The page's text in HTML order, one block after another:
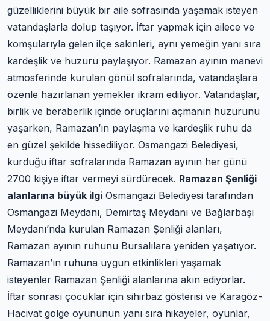
güzelliklerini büyük bir aile sofrasında yaşamak isteyen
vatandaşlarla dolup taşıyor. İftar yapmak için ailece ve
komşularıyla gelen ilçe sakinleri, aynı yemeğin yanı sıra
kardeşlik ve huzuru paylaşıyor. Ramazan ayının manevi
atmosferinde kurulan gönül sofralarında, vatandaşlara
özenle hazırlanan yemekler ikram ediliyor. Vatandaşlar,
birlik ve beraberlik içinde oruçlarını açmanın huzurunu
yaşarken, Ramazan’ın paylaşma ve kardeşlik ruhu da
en güzel şekilde hissediliyor. Osmangazi Belediyesi,
kurduğu iftar sofralarında Ramazan ayının her günü
2700 kişiye iftar vermeyi sürdürecek. Ramazan Şenliği
alanlarına büyük ilgi Osmangazi Belediyesi tarafından
Osmangazi Meydanı, Demirtaş Meydanı ve Bağlarbaşı
Meydanı’nda kurulan Ramazan Şenliği alanları,
Ramazan ayının ruhunu Bursalılara yeniden yaşatıyor.
Ramazan’ın ruhuna uygun etkinlikleri yaşamak
isteyenler Ramazan Şenliği alanlarına akın ediyorlar.
İftar sonrası çocuklar için sihirbaz gösterisi ve Karagöz-
Hacivat gölge oyununun yanı sıra hikayeler, oyunlar,